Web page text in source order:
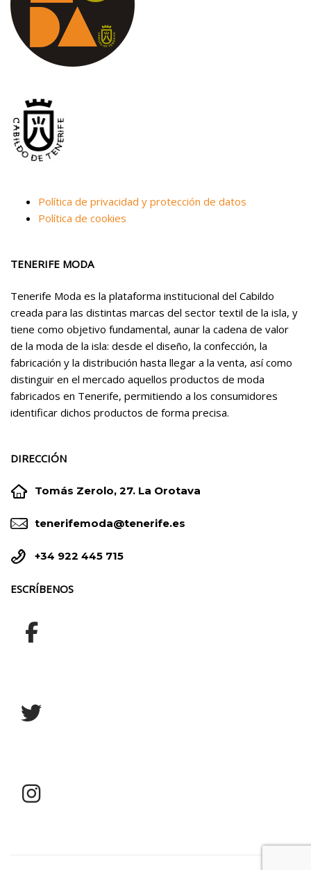
Política de privacidad y protección de datos
Política de cookies
TENERIFE MODA
Tenerife Moda es la plataforma institucional del Cabildo
creada para las distintas marcas del sector textil de la isla, y
tiene como objetivo fundamental, aunar la cadena de valor
de la moda de la isla: desde el diseño, la confección, la
fabricación y la distribución hasta llegar a la venta, así como
distinguir en el mercado aquellos productos de moda
fabricados en Tenerife, permitiendo a los consumidores
identificar dichos productos de forma precisa.
DIRECCIÓN

 Tomás Zerolo, 27. La Orotava

 tenerifemoda@tenerife.es

 +34 922 445 715
ESCRÍBENOS